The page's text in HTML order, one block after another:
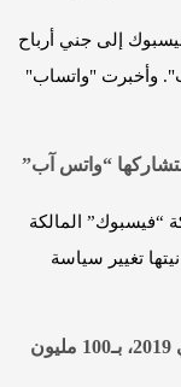
إلى جني أرباح
وأخبرت "واتساب"
“واتس آب”
“فيسبوك” المالكة
تغيير سياسة
هواوي تحقق إنجازاً غير مسبوق في 2019، بـ100 مليون